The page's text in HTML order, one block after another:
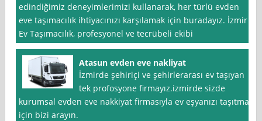
edindiğimiz deneyimlerimizi kullanarak, her türlü evden
eve taşımacılık ihtiyacınızı karşılamak için buradayız. İzmir
Ev Taşımacılık, profesyonel ve tecrübeli ekibi
Atasun evden eve nakliyat
İzmirde şehiriçi ve şehirlerarası ev taşıyan
tek profosyone firmayız.izmirde sizde
kurumsal evden eve nakkiyat firmasıyla ev eşyanızı taşıtmak
için bizi arayın.